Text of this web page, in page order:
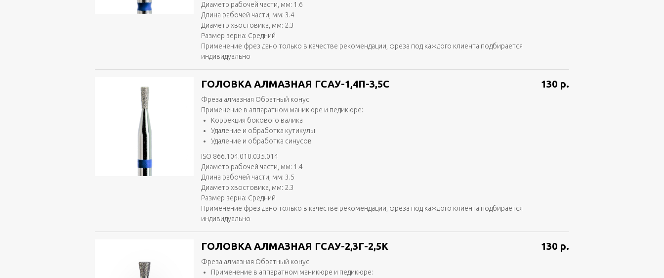
Диаметр рабочей части, мм: 1.6
Длина рабочей части, мм: 3.4
Диаметр хвостовика, мм: 2.3
Размер зерна: Средний
Применение фрез дано только в качестве рекомендации, фреза под каждого клиента подбирается
индивидуально
ГОЛОВКА АЛМАЗНАЯ ГСАУ-1,4П-3,5С
Фреза алмазная Обратный конус
Применение в аппаратном маникюре и педикюре:
Коррекция бокового валика
Удаление и обработка кутикулы
Удаление и обработка синусов
ISO 866.104.010.035.014
Диаметр рабочей части, мм: 1.4
Длина рабочей части, мм: 3.5
Диаметр хвостовика, мм: 2.3
Размер зерна: Средний
Применение фрез дано только в качестве рекомендации, фреза под каждого клиента подбирается
индивидуально
130 р.
ГОЛОВКА АЛМАЗНАЯ ГСАУ-2,3Г-2,5К
Фреза алмазная Обратный конус
Применение в аппаратном маникюре и педикюре:
130 р.